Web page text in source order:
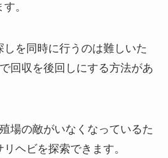
。
を同時に行うのは難しいた
回収を後回しにする方法があ
場の敵がいなくなっているた
ヘビを探索できます。